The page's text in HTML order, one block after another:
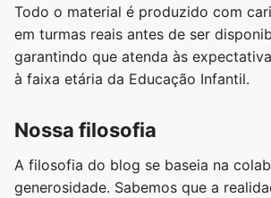
Todo o material é produzido com
em turmas reais antes de ser
garantindo que atenda às
à faixa etária da Educação Infantil.
Nossa filosofia
A filosofia do blog se baseia na
generosidade. Sabemos que a